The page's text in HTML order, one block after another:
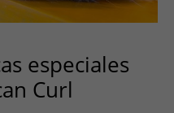
especiales
Curl